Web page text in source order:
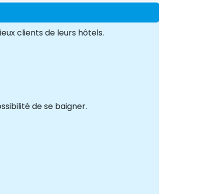
clients de leurs hôtels.
de se baigner.